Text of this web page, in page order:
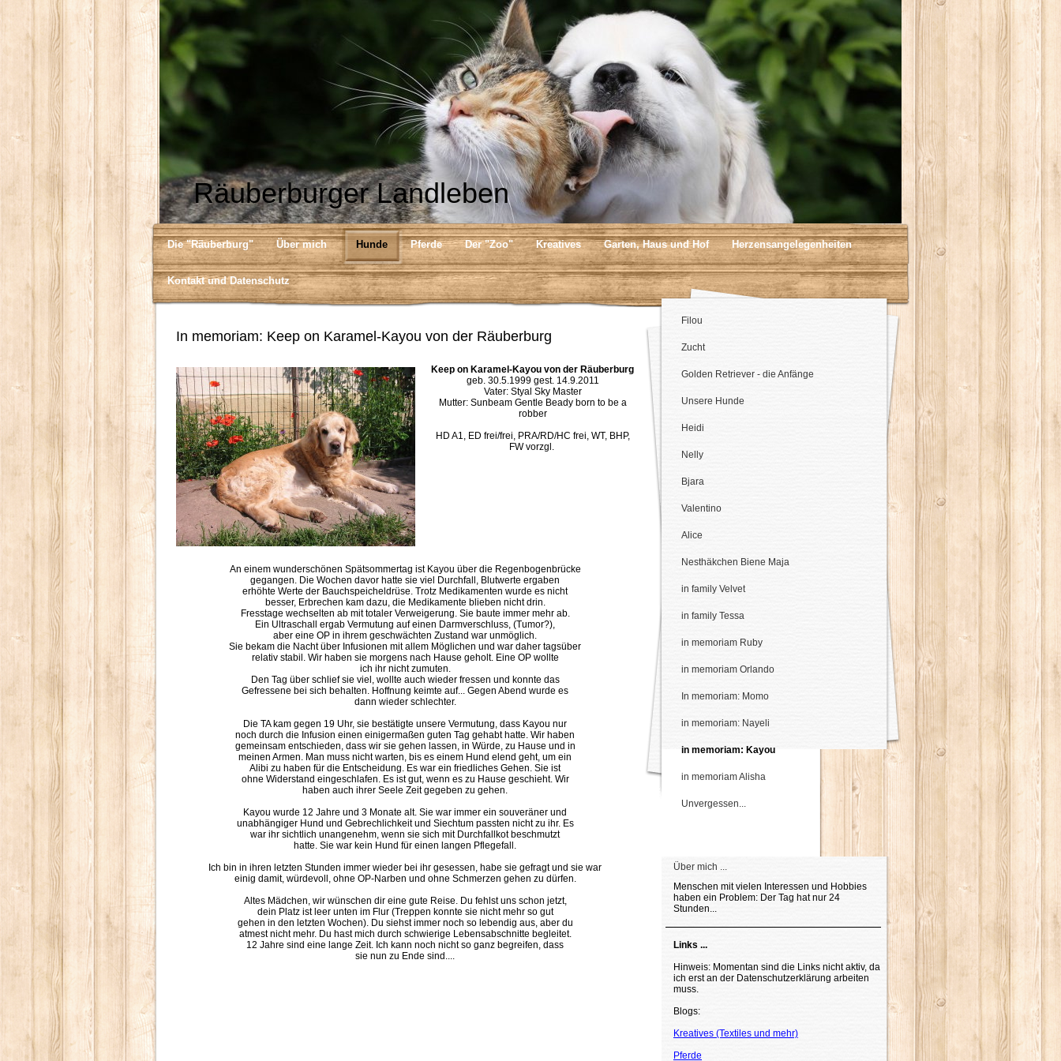
Räuberburger Landleben
Die "Räuberburg" Über mich Hunde Pferde Der "Zoo" Kreatives Garten, Haus und Hof Herzensangelegenheiten
Kontakt und Datenschutz
In memoriam: Keep on Karamel-Kayou von der Räuberburg
Keep on Karamel-Kayou von der Räuberburg
geb. 30.5.1999 gest. 14.9.2011
Vater: Styal Sky Master
Mutter: Sunbeam Gentle Beady born to be a
robber
HD A1, ED frei/frei, PRA/RD/HC frei, WT, BHP,
FW vorzgl.
An einem wunderschönen Spätsommertag ist Kayou über die Regenbogenbrücke
gegangen. Die Wochen davor hatte sie viel Durchfall, Blutwerte ergaben
erhöhte Werte der Bauchspeicheldrüse. Trotz Medikamenten wurde es nicht
besser, Erbrechen kam dazu, die Medikamente blieben nicht drin.
Fresstage wechselten ab mit totaler Verweigerung. Sie baute immer mehr ab.
Ein Ultraschall ergab Vermutung auf einen Darmverschluss, (Tumor?),
aber eine OP in ihrem geschwächten Zustand war unmöglich.
Sie bekam die Nacht über Infusionen mit allem Möglichen und war daher tagsüber
relativ stabil. Wir haben sie morgens nach Hause geholt. Eine OP wollte
ich ihr nicht zumuten.
Den Tag über schlief sie viel, wollte auch wieder fressen und konnte das
Gefressene bei sich behalten. Hoffnung keimte auf... Gegen Abend wurde es
dann wieder schlechter.
Die TA kam gegen 19 Uhr, sie bestätigte unsere Vermutung, dass Kayou nur
noch durch die Infusion einen einigermaßen guten Tag gehabt hatte. Wir haben
gemeinsam entschieden, dass wir sie gehen lassen, in Würde, zu Hause und in
meinen Armen. Man muss nicht warten, bis es einem Hund elend geht, um ein
Alibi zu haben für die Entscheidung. Es war ein friedliches Gehen. Sie ist
ohne Widerstand eingeschlafen. Es ist gut, wenn es zu Hause geschieht. Wir
haben auch ihrer Seele Zeit gegeben zu gehen.
Kayou wurde 12 Jahre und 3 Monate alt. Sie war immer ein souveräner und
unabhängiger Hund und Gebrechlichkeit und Siechtum passten nicht zu ihr. Es
war ihr sichtlich unangenehm, wenn sie sich mit Durchfallkot beschmutzt
hatte. Sie war kein Hund für einen langen Pflegefall.
Ich bin in ihren letzten Stunden immer wieder bei ihr gesessen, habe sie gefragt und sie war
einig damit, würdevoll, ohne OP-Narben und ohne Schmerzen gehen zu dürfen.
Altes Mädchen, wir wünschen dir eine gute Reise. Du fehlst uns schon jetzt,
dein Platz ist leer unten im Flur (Treppen konnte sie nicht mehr so gut
gehen in den letzten Wochen). Du siehst immer noch so lebendig aus, aber du
atmest nicht mehr. Du hast mich durch schwierige Lebensabschnitte begleitet.
12 Jahre sind eine lange Zeit. Ich kann noch nicht so ganz begreifen, dass
sie nun zu Ende sind....
Filou
Zucht
Golden Retriever - die Anfänge
Unsere Hunde
Heidi
Nelly
Bjara
Valentino
Alice
Nesthäkchen Biene Maja
in family Velvet
in family Tessa
in memoriam Ruby
in memoriam Orlando
In memoriam: Momo
in memoriam: Nayeli
in memoriam: Kayou
in memoriam Alisha
Unvergessen...
Über mich ...
Menschen mit vielen Interessen und Hobbies
haben ein Problem: Der Tag hat nur 24
Stunden...
Links ...
Hinweis: Momentan sind die Links nicht aktiv, da
ich erst an der Datenschutzerklärung arbeiten
muss.
Blogs:
Kreatives (Textiles und mehr)
Pferde